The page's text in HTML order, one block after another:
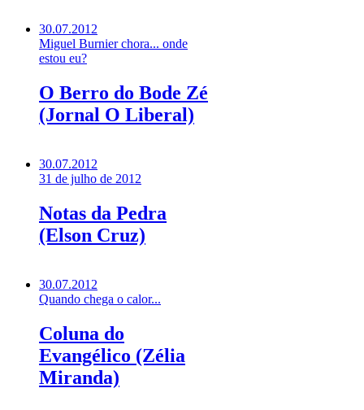
30.07.2012
Miguel Burnier chora... onde
estou eu?
O Berro do Bode Zé
(Jornal O Liberal)
30.07.2012
31 de julho de 2012
Notas da Pedra
(Elson Cruz)
30.07.2012
Quando chega o calor...
Coluna do
Evangélico (Zélia
Miranda)